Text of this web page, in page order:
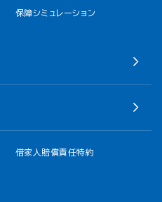
保障シミュレーション
借家人賠償責任特約